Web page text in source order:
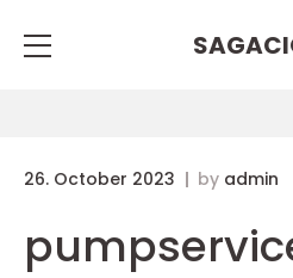
26. October 2023 by admin